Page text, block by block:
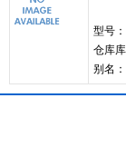
型号：
仓库
别名